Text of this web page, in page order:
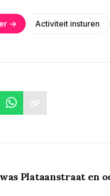
→ Activiteit insturen
Plataanstraat en